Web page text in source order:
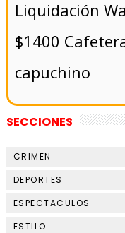
Liquidación
$1400
capuchino
SECCIONES
CRIMEN
DEPORTES
ESPECTACULOS
ESTILO